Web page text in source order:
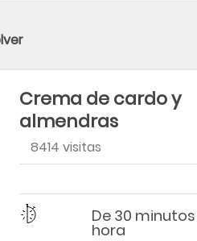
Crema de cardo y
almendras
8414 visitas
Dificultad
Tiempo De 30 minutos
hora